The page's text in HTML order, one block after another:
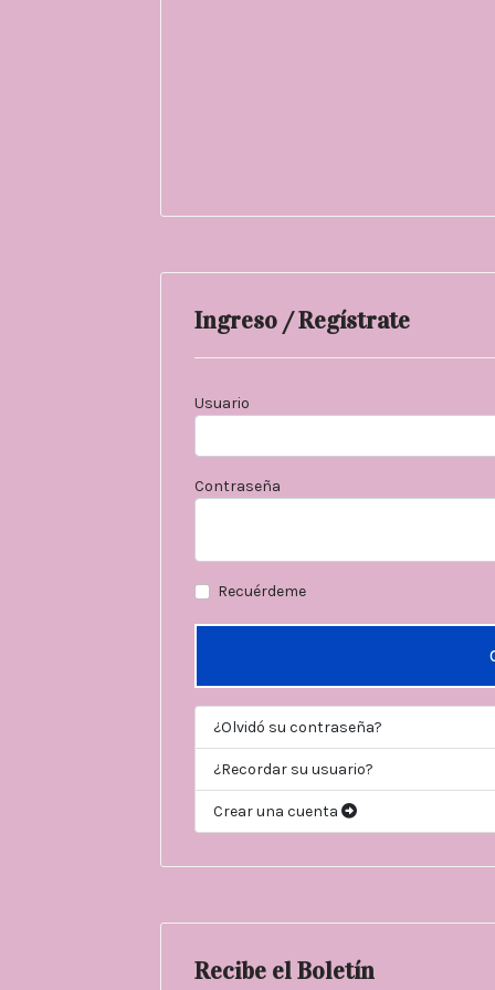
Ingreso / Regístrate
Usuario
Contraseña
Recuérdeme
¿Olvidó su contraseña?
¿Recordar su usuario?
Crear una cuenta
Recibe el Boletín